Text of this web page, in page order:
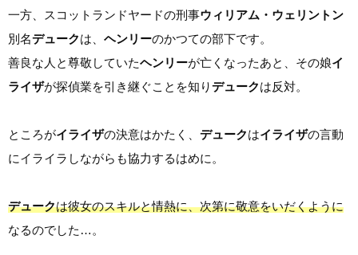
一方、スコットランドヤードの刑事ウィリアム・ウェリントン
別名デュークは、 ヘンリーのかつての部下です。
善良な人と尊敬していたヘンリーが亡くなったあと、その娘イ
ライザが探偵業を引き継ぐことを知りデュークは反対。
ところがイライザの決意はかたく、 デュークはイライザの言動
にイライラしながらも協力するはめに。
デュークは彼女のスキルと情熱に、次第に敬意をいだくように
なるのでした…。